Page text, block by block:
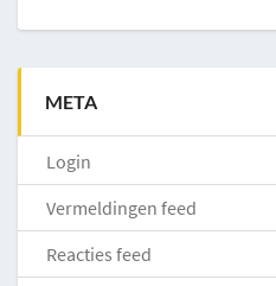
META
Login
Vermeldingen feed
Reacties feed